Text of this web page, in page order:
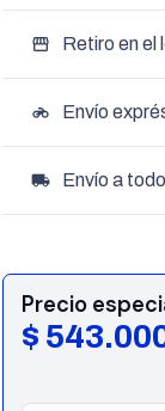
storefront Retiro en el
motorcycle Envío
local_shipping Envío a
Precio
$